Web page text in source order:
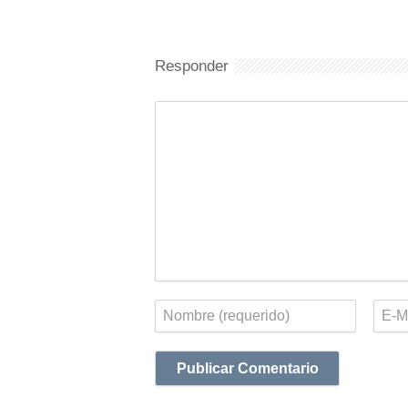
Responder
Nombre